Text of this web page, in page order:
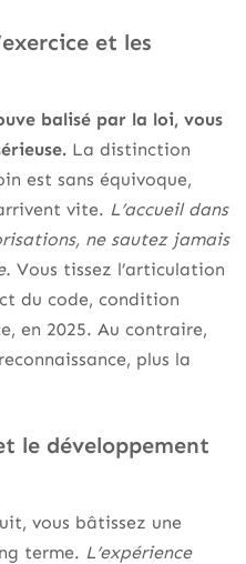
et les
balisé par la loi, vous
La distinction
est sans équivoque,
vite. L’accueil dans
ne sautez jamais
Vous tissez l’articulation
du code, condition
en 2025. Au contraire,
plus la
le développement
vous bâtissez une
terme. L’expérience